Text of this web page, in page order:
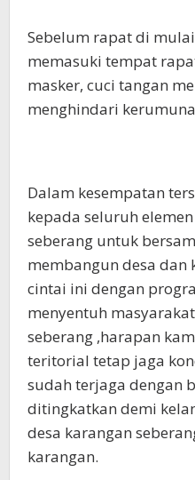
Sebelum rapat di
memasuki tempat
masker, cuci tangan
menghindari
Dalam kesempatan
kepada seluruh
seberang untuk
membangun desa dan
cintai ini dengan
menyentuh
seberang ,harapan
teritorial tetap jaga
sudah terjaga dengan
ditingkatkan demi
desa karangan
karangan.